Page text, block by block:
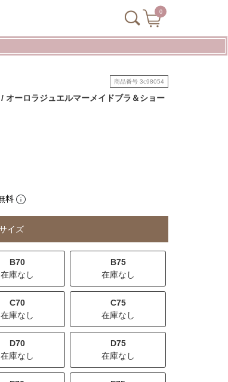
0
商品番号 3c98054
ーロラジュエルマーメイドブラ＆ショー
料
イズ
B70
在庫なし
B75
在庫なし
C70
在庫なし
C75
在庫なし
D70
在庫なし
D75
在庫なし